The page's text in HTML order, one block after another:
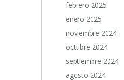
febrero 2025
enero 2025
noviembre 2024
octubre 2024
septiembre 2024
agosto 2024